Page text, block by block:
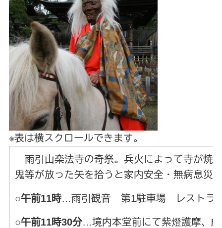
※表は横スクロールできます。
雨引山楽法寺の奇祭。兵火によって寺が焼
鬼等が放った矢を拾うと家内安全・無病息災
○午前11時…雨引観音 第1駐車場 レストラン
○午前11時30分…境内本堂前にて紫燈護摩、